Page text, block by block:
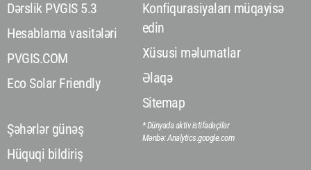
Dərslik PVGIS 5.3
Hesablama vasitələri
PVGIS.COM
Eco Solar Friendly
Şəhərlər günəş
Hüquqi bildiriş
Konfiqurasiyaları müqayisə
edin
Xüsusi məlumatlar
Əlaqə
Sitemap
* Dünyada aktiv istifadəçilər
Mənbə: Analytics.google.com